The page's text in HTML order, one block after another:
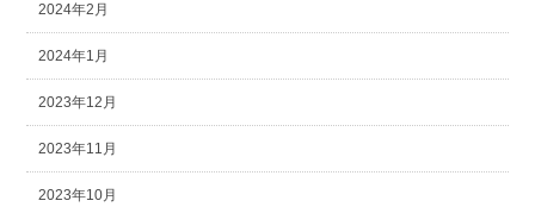
2024年2月
2024年1月
2023年12月
2023年11月
2023年10月